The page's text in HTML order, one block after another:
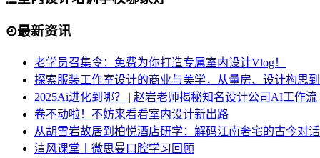
最新资讯
老学员召集令：免费为你打造专属室内设计Vlog！
探索服装工作室设计的商业与美学，从量房、设计构思
2025Ai进化到哪？ | 赵岩老师揭秘知名设计公司AI工作流
卷不动啦！不妨来看看室内设计新出路
从胡雪岩故居到柏悦酒店研学：解码江南奢宅的古今对话
清风课堂丨微思曼口腔学习回顾